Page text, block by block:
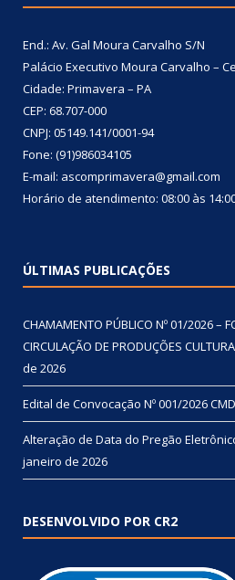
End.: Av. Gal Moura Carvalho S/N
Palácio Executivo Moura Carvalho –
Cidade: Primavera – PA
CEP: 68.707-000
CNPJ: 05149.141/0001-94
Fone: (91)986034105
E-mail: ascomprimavera@gmail.com
Horário de atendimento: 08:00 às
ÚLTIMAS PUBLICAÇÕES
CHAMAMENTO PÚBLICO Nº 01/2026 –
CIRCULAÇÃO DE PRODUÇÕES
de 2026
Edital de Convocação Nº 001/2026
Alteração de Data do Pregão
janeiro de 2026
DESENVOLVIDO POR CR2